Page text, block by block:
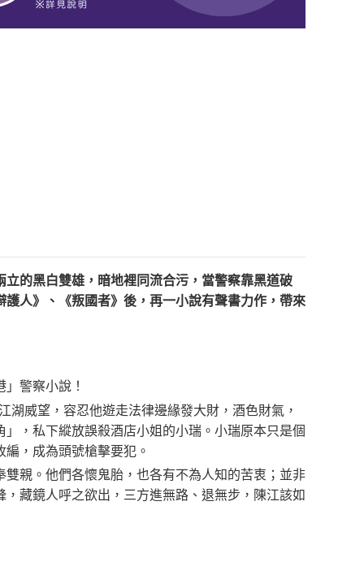
的黑白雙雄，暗地裡同流合污，當警察靠黑道破
人》、《叛國者》後，再一小說有聲書力作，帶來
警察小說！
威望，容忍他遊走法律邊緣發大財，酒色財氣，
，私下縱放誤殺酒店小姐的小瑞。小瑞原本只是個
，成為頭號槍擊要犯。
親。他們各懷鬼胎，也各有不為人知的苦衷；並非
藏鏡人呼之欲出，三方進無路、退無步，陳江該如